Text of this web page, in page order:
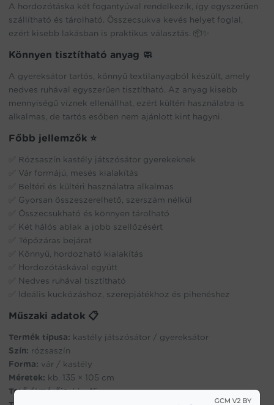
A hordozótáska két fogantyúval rendelkezik, így egyszerűen
szállítható és tárolható. Összecsukva kevés helyet foglal,
ezért kisebb lakásban is praktikus választás. 📦✨
Könnyen tisztítható anyag 🧼
A gyereksátor tartós, könnyű textilanyagból készült, amely
nedves ruhával egyszerűen tisztítható. Az anyag kisebb
mennyiségű víznek ellenállhat, ezért kültéri használatra is
alkalmas, de tartós esőben nem ajánlott kint hagyni.
Főbb jellemzők ⭐
✅ Rózsaszín kastély játszósátor gyerekeknek
✅ Vár formájú, mesés kialakítás
✅ Beltéri és kültéri használatra alkalmas
✅ Gyorsan összeszerelhető, szerszám nélkül
✅ Összecsukható és könnyen tárolható
✅ Két hálós ablak a jobb szellőzésért
✅ Tépőzáras bejárat
✅ Könnyű, hordozható kialakítás
✅ Hordozótáskával együtt
✅ Nedves ruhával tisztítható
✅ Ideális kuckózáshoz, szerepjátékhoz és pihenéshez
Műszaki adatok 📋
Termék típusa: kastély játszósátor / gyereksátor
Szín: rózsaszín
Forma: vár / kastély
Méretek: kb. 135 × 105 cm
Tető átmérője:kb. 45 cm